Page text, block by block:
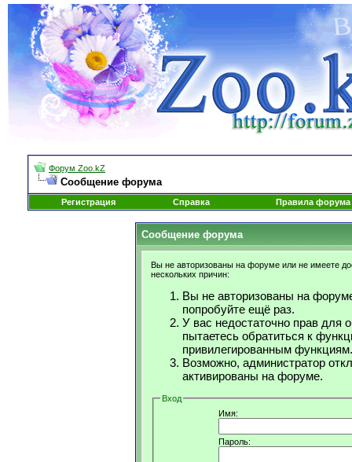
Форум Zoo.kZ
Сообщение форума
Регистрация Справка Правила форума
Сообщение форума
Вы не авторизованы на форуме или не имеете
нескольких причин:
Вы не авторизованы на
попробуйте ещё раз.
У вас недостаточно прав для
пытаетесь обратиться к
привилегированным функциям.
Возможно, администратор
активированы на форуме.
Вход
Имя:
Пароль: